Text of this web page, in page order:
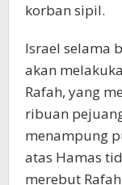
korban sipil.
Israel selama
akan
Rafah, yang
ribuan
menampung
atas Hamas
merebut